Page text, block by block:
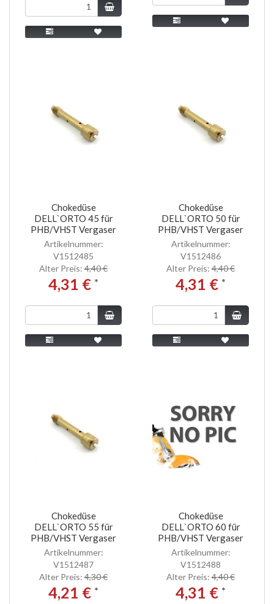
Chokedüse
DELL`ORTO 45 für
PHB/VHST Vergaser
Artikelnummer:
V1512485
Alter Preis: 4,40 €
4,31 € *
Chokedüse
DELL`ORTO 50 für
PHB/VHST Vergaser
Artikelnummer:
V1512486
Alter Preis: 4,40 €
4,31 € *
Chokedüse
DELL`ORTO 55 für
PHB/VHST Vergaser
Artikelnummer:
V1512487
Alter Preis: 4,30 €
4,21 € *
Chokedüse
DELL`ORTO 60 für
PHB/VHST Vergaser
Artikelnummer:
V1512488
Alter Preis: 4,40 €
4,31 € *